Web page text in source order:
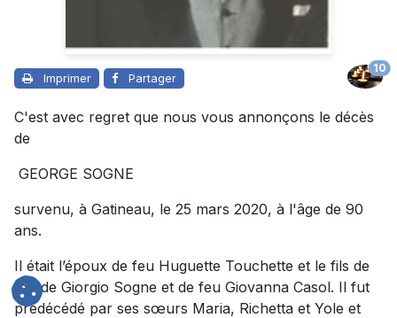
Imprimer Partager
10
C'est avec regret que nous vous annonçons le décès
de
GEORGE SOGNE
survenu, à Gatineau, le 25 mars 2020, à l'âge de 90
ans.
Il était l’époux de feu Huguette Touchette et le fils de
feu de Giorgio Sogne et de feu Giovanna Casol. Il fut
prédécédé par ses sœurs Maria, Richetta et Yole et